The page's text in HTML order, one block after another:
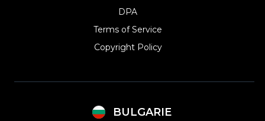
DPA
Terms of Service
Copyright Policy‎
BULGARIE